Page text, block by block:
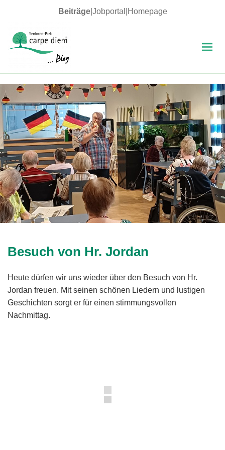
Beiträge| Jobportal Homepage
carpe diem Blog
Besuch von Hr. Jordan
Heute dürfen wir uns wieder über den Besuch von Hr.
Jordan freuen. Mit seinen schönen Liedern und lustigen
Geschichten sorgt er für einen stimmungsvollen
Nachmittag.